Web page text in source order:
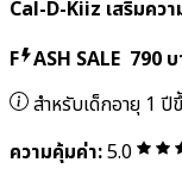
สำหรับเด็กอายุ 3 ปี
ความคุ้มค่า:5.0
แนะนำสั้นๆ:Pro
แพทย์ที่ดูแลการเจริญ
โตดี สมองดี และหลับลึ